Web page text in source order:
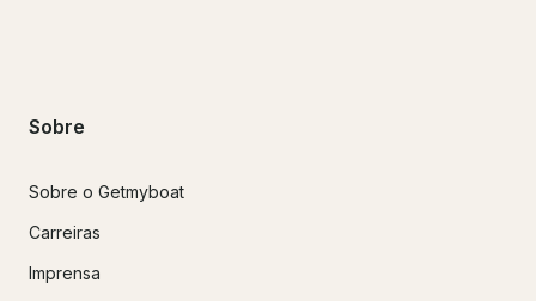
Sobre
Sobre o Getmyboat
Carreiras
Imprensa